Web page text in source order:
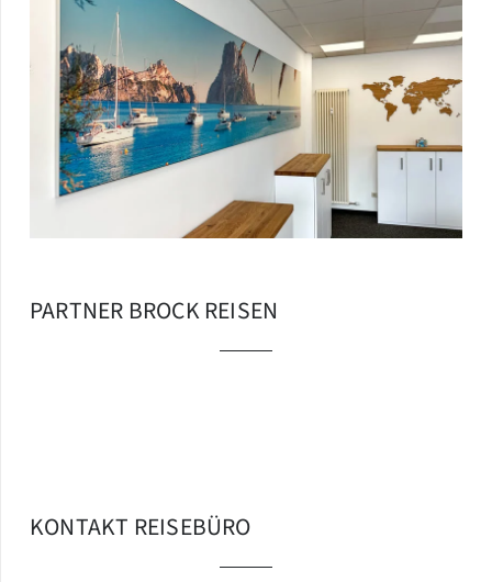
PARTNER BROCK REISEN
KONTAKT REISEBÜRO